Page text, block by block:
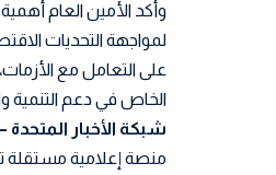
وأكد الأمين العام
لمواجهة التحديات
على التعامل مع
الخاص في دعم التنمية
شبكة الأخبار المتحدة – UNN العربية
منصة إعلامية مستقلة